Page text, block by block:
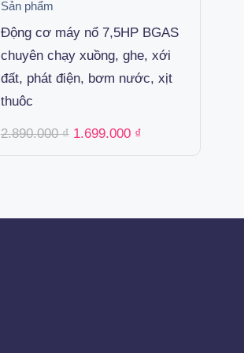
Sản phẩm
Động cơ máy nổ 7,5HP BGAS
chuyên chạy xuồng, ghe, xới
đất, phát điện, bơm nước, xịt
thuôc
2.890.000₫ Original
was:
1.699.000 ₫Current
is: